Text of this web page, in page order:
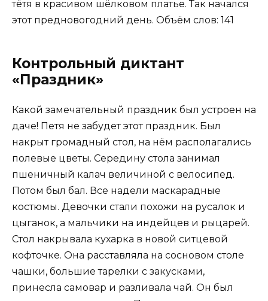
тётя в красивом шёлковом платье. Так начался
этот предновогодний день. Объём слов: 141
Контрольный диктант
«Праздник»
Какой замечательный праздник был устроен на
даче! Петя не забудет этот праздник. Был
накрыт громадный стол, на нём располагались
полевые цветы. Середину стола занимал
пшеничный калач величиной с велосипед.
Потом был бал. Все надели маскарадные
костюмы. Девочки стали похожи на русалок и
цыганок, а мальчики на индейцев и рыцарей.
Стол накрывала кухарка в новой ситцевой
кофточке. Она расставляла на сосновом столе
чашки, большие тарелки с закусками,
принесла самовар и разливала чай. Он был